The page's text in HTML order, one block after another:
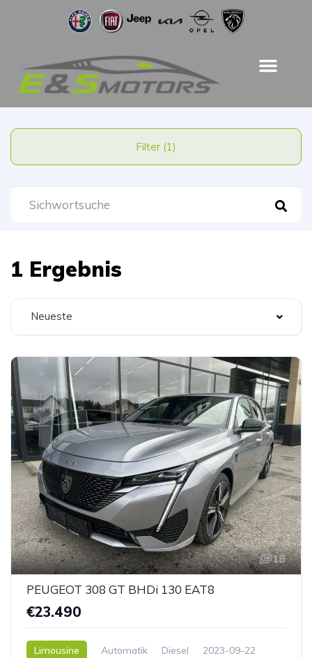
Filter (1)
1 Ergebnis
Neueste
18
PEUGEOT 308 GT BHDi 130 EAT8
€23.490
Limousine Automatik Diesel
2023-09-22